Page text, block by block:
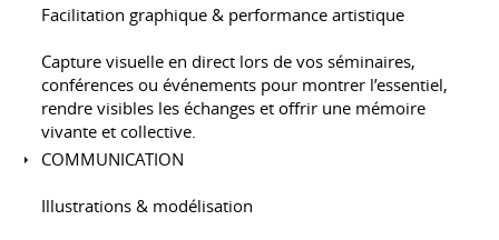
Facilitation graphique & performance artistique
Capture visuelle en direct lors de vos séminaires,
conférences ou événements pour montrer l’essentiel,
rendre visibles les échanges et offrir une mémoire
vivante et collective.
COMMUNICATION
Illustrations & modélisation